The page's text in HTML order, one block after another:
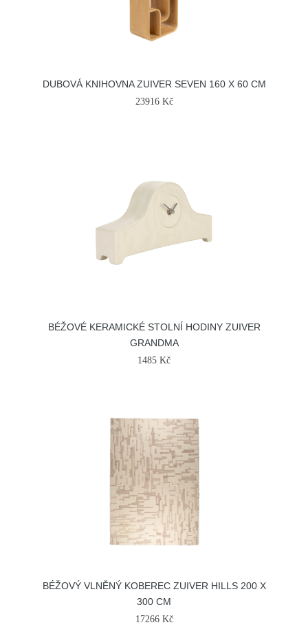
DUBOVÁ KNIHOVNA ZUIVER SEVEN 160 X 60 CM
23916 Kč
BÉŽOVÉ KERAMICKÉ STOLNÍ HODINY ZUIVER
GRANDMA
1485 Kč
BÉŽOVÝ VLNĚNÝ KOBEREC ZUIVER HILLS 200 X
300 CM
17266 Kč